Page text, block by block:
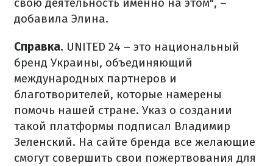
добавила Элина.
Справка. UNITED 24 – это национальный
бренд Украины, объединяющий
международных партнеров и
благотворителей, которые намерены
помочь нашей стране. Указ о создании
такой платформы подписал Владимир
Зеленский. На сайте бренда все желающие
смогут совершить свои пожертвования для